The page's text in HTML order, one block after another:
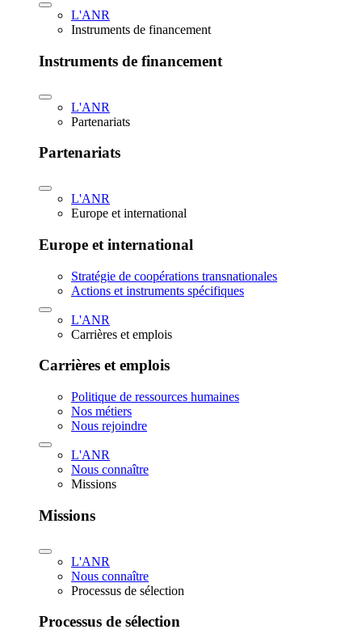
L'ANR
Instruments de financement
Instruments de financement
L'ANR
Partenariats
Partenariats
L'ANR
Europe et international
Europe et international
Stratégie de coopérations transnationales
Actions et instruments spécifiques
L'ANR
Carrières et emplois
Carrières et emplois
Politique de ressources humaines
Nos métiers
Nous rejoindre
L'ANR
Nous connaître
Missions
Missions
L'ANR
Nous connaître
Processus de sélection
Processus de sélection